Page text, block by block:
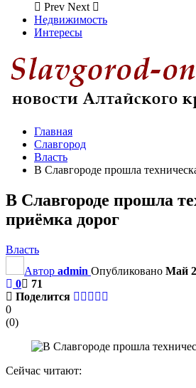
Prev Next
Недвижимость
Интересы
Главная
Славгород
Власть
В Славгороде прошла
В Славгороде прошла
приёмка дорог
Власть
Автор admin Опубликовано Май
0
71
Поделится
0
(0)
Сейчас читают: